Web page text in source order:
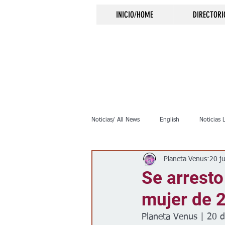
INICIO/HOME
Noticias/ All News English Noticias
Inmigración Crimen
Clima Vivienda
Se
mujer de
Planeta Venus 20
Planeta Venus | 20